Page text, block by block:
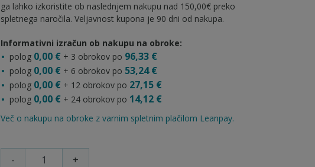
ga lahko izkoristite ob naslednjem nakupu nad 150,00€ preko
spletnega naročila. Veljavnost kupona je 90 dni od nakupa.
Informativni izračun ob nakupu na obroke:
polog 0,00 € + 3 obrokov po 96,33 €
polog 0,00 € + 6 obrokov po 53,24 €
polog 0,00 € + 12 obrokov po 27,15 €
polog 0,00 € + 24 obrokov po 14,12 €
Več o nakupu na obroke z varnim spletnim plačilom Leanpay.
- +